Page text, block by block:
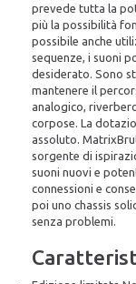
prevede tutta la
più la possibilità
possibile anche
sequenze, i suoni
desiderato. Sono
mantenere il
analogico,
corpose. La
assoluto.
sorgente di
suoni nuovi e
connessioni e
poi uno chassis
senza problemi.